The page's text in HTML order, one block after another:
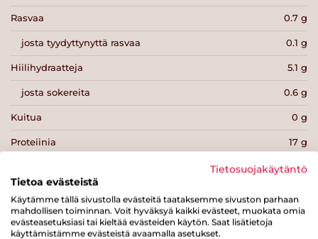
Rasvaa 0.7 g
josta tyydyttynyttä rasvaa 0.1 g
Hiilihydraatteja 5.1 g
josta sokereita 0.6 g
Kuitua 0 g
Proteiinia 17 g
1.9 g
Tietosuojakäytäntö
Tietoa evästeistä
Käytämme tällä sivustolla evästeitä taataksemme sivuston parhaan
mahdollisen toiminnan. Voit hyväksyä kaikki evästeet, muokata omia
evästeasetuksiasi tai kieltää evästeiden käytön. Saat lisätietoja
käyttämistämme evästeistä avaamalla asetukset.